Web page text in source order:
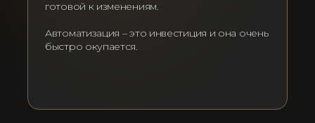
готовой к изменениям.
Автоматизация – это инвестиция и она очень
быстро окупается.